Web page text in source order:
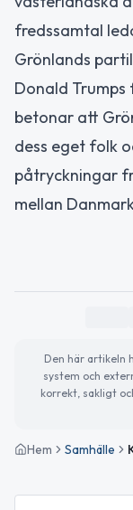
fredssamtal
Grönlands
Donald
betonar att
dess eget folk
påtryckningar
mellan
Den här artikeln
system och
korrekt, sakligt
Hem Samhälle